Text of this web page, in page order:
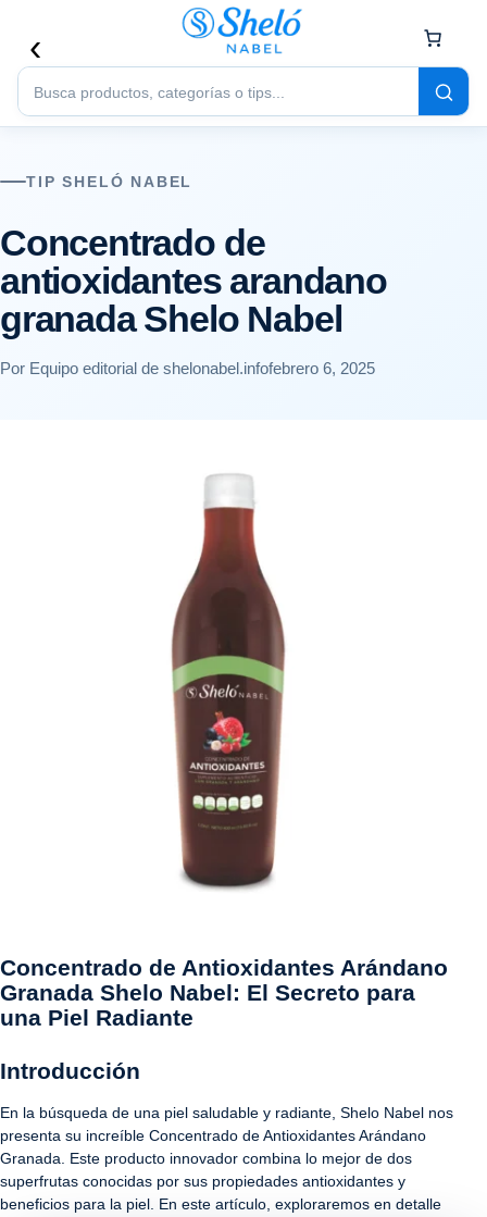
Buscar
productos
TIP SHELÓ NABEL
Concentrado de
antioxidantes arandano
granada Shelo Nabel
Por Equipo editorial de shelonabel.infofebrero 6, 2025
Concentrado de Antioxidantes Arándano
Granada Shelo Nabel: El Secreto para
una Piel Radiante
Introducción
En la búsqueda de una piel saludable y radiante, Shelo Nabel nos
presenta su increíble Concentrado de Antioxidantes Arándano
Granada. Este producto innovador combina lo mejor de dos
superfrutas conocidas por sus propiedades antioxidantes y
beneficios para la piel. En este artículo, exploraremos en detalle